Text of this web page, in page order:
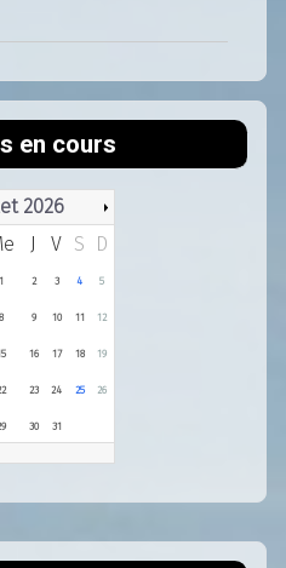
en cours
2026
J V S D
1 2 3 4 5
8 9 10 11 12
16 17 18 19
23 24 25 26
30 31